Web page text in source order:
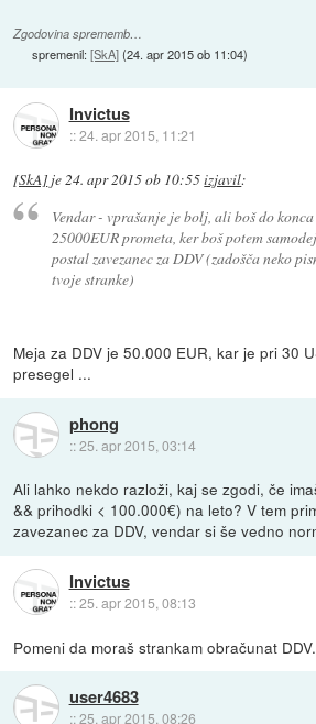
Zgodovina sprememb…
spremenil:[SkA](24. apr 2015 ob 11:04)
Invictus
::24. apr 2015, 11:21
[SkA] je24. apr 2015 ob 10:55izjavil:
Vendar - vprašanje je bolj, ali boš do
25000EUR prometa, ker boš potem
postal zavezanec za DDV (zadošča neko
tvoje stranke)
Meja za DDV je 50.000 EUR, kar je pri 30
presegel ...
phong
::25. apr 2015, 03:14
Ali lahko nekdo razloži, kaj se zgodi, če
&& prihodki < 100.000€) na leto? V tem
zavezanec za DDV, vendar si še vedno
Invictus
::25. apr 2015, 08:13
Pomeni da moraš strankam obračunat
user4683
::25. apr 2015, 08:26